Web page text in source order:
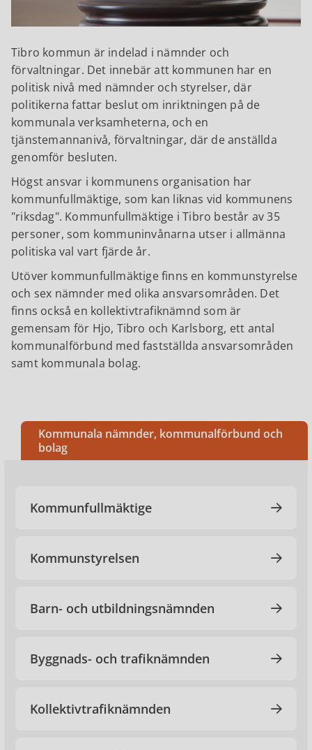
Tibro kommun är indelad i nämnder och
förvaltningar. Det innebär att kommunen har en
politisk nivå med nämnder och styrelser, där
politikerna fattar beslut om inriktningen på de
kommunala verksamheterna, och en
tjänstemannanivå, förvaltningar, där de anställda
genomför besluten.
Högst ansvar i kommunens organisation har
kommunfullmäktige, som kan liknas vid kommunens
"riksdag". Kommunfullmäktige i Tibro består av 35
personer, som kommuninvånarna utser i allmänna
politiska val vart fjärde år.
Utöver kommunfullmäktige finns en kommunstyrelse
och sex nämnder med olika ansvarsområden. Det
finns också en kollektivtrafiknämnd som är
gemensam för Hjo, Tibro och Karlsborg, ett antal
kommunalförbund med fastställda ansvarsområden
samt kommunala bolag.
Kommunala nämnder, kommunalförbund och
bolag
Kommunfullmäktige
Kommunstyrelsen
Barn- och utbildningsnämnden
Byggnads- och trafiknämnden
Kollektivtrafiknämnden